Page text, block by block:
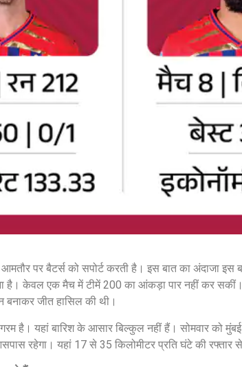
पर बैटर्स को सपोर्ट करती है। इस बात का अंदाजा
है। केवल एक मैच में टीमें 200 का आंकड़ा पार नहीं कर
बनाकर जीत हासिल की थी।
है। यहां बारिश के आसार बिल्कुल नहीं हैं। सोमवार को
रहेगा। यहां 17 से 35 किलोमीटर प्रति घंटे की रफ्तार से